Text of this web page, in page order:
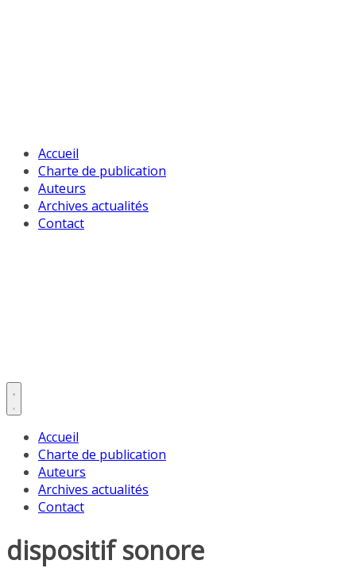
Accueil
Charte de publication
Auteurs
Archives actualités
Contact
Accueil
Charte de publication
Auteurs
Archives actualités
Contact
dispositif sonore